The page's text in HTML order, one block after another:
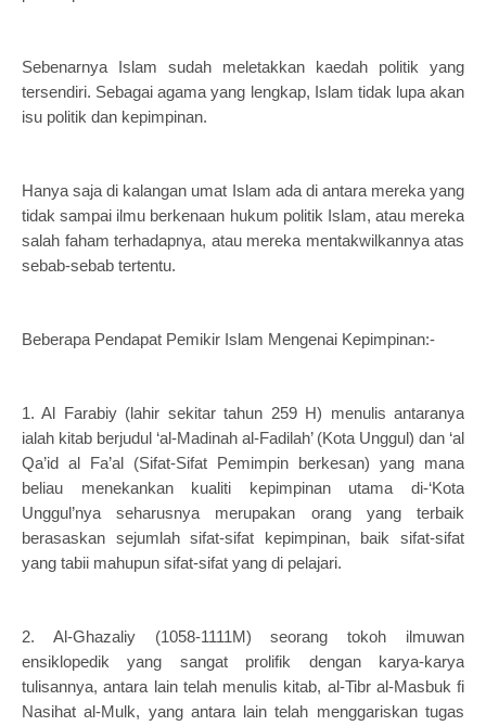
Sebenarnya Islam sudah meletakkan kaedah politik yang
tersendiri. Sebagai agama yang lengkap, Islam tidak lupa akan
isu politik dan kepimpinan.
Hanya saja di kalangan umat Islam ada di antara mereka yang
tidak sampai ilmu berkenaan hukum politik Islam, atau mereka
salah faham terhadapnya, atau mereka mentakwilkannya atas
sebab-sebab tertentu.
Beberapa Pendapat Pemikir Islam Mengenai Kepimpinan:-
1. Al Farabiy (lahir sekitar tahun 259 H) menulis antaranya
ialah kitab berjudul ‘al-Madinah al-Fadilah’ (Kota Unggul) dan ‘al
Qa’id al Fa’al (Sifat-Sifat Pemimpin berkesan) yang mana
beliau menekankan kualiti kepimpinan utama di-‘Kota
Unggul’nya seharusnya merupakan orang yang terbaik
berasaskan sejumlah sifat-sifat kepimpinan, baik sifat-sifat
yang tabii mahupun sifat-sifat yang di pelajari.
2.
Al-Ghazaliy (1058-1111M) seorang tokoh ilmuwan
ensiklopedik yang sangat prolifik dengan karya-karya
tulisannya, antara lain telah menulis kitab, al-Tibr al-Masbuk fi
Nasihat al-Mulk, yang antara lain telah menggariskan tugas